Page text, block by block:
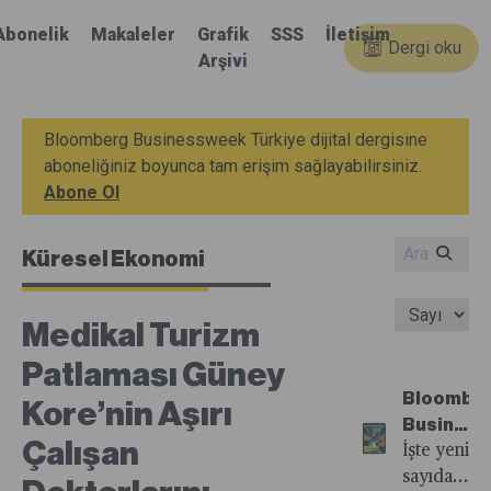
Makaleler
Grafik
Arşivi
SSS İletişim
Dergi oku
Bloomberg Businessweek Türkiye dijital dergisine
aboneliğiniz boyunca tam erişim sağlayabilirsiniz.
Abone Ol
Küresel Ekonomi
Medikal Turizm
Patlaması Güney
Kore’nin Aşırı
Çalışan
67.
İşte yeni
sayıdan